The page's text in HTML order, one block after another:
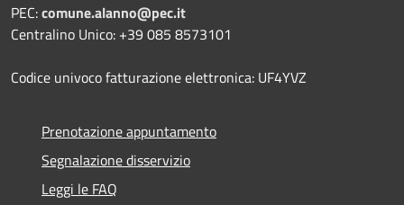
PEC:comune.alanno@pec.it
Centralino Unico: +39 085 8573101
Codice univoco fatturazione elettronica: UF4YVZ
Prenotazione appuntamento
Segnalazione disservizio
Leggi le FAQ